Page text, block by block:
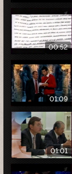
00:52
01:09
01:01